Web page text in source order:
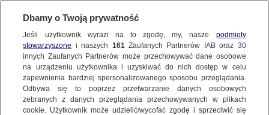
NAJNOWSZE
ZOBACZ FAKTY
Dzień dobry!
Jedno konto do wszystkich usług
Dbamy o Twoją prywatność
Jeśli użytkownik wyrazi na to zgodę, my, nasze podmioty
stowarzyszone i naszych 161Zaufanych Partnerów IAB oraz 30
innych Zaufanych Partnerów może przechowywać dane osobowe
na urządzeniu użytkownika i uzyskiwać do nich dostęp w celu
zapewnienia bardziej spersonalizowanego sposobu przeglądania.
Odbywa się to poprzez przetwarzanie danych osobowych
zebranych z danych przeglądania przechowywanych w plikach
cookie. Użytkownik może udzielić/wycofać zgodę i sprzeciwić się